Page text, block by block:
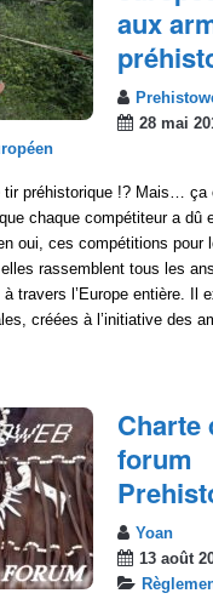
aux
28 mai
tir préhistorique !? Mais… ça
chaque compétiteur a dû
oui, ces compétitions pour
rassemblent tous les
travers l’Europe entière. Il
créées à l’initiative des
Charte
forum
Yoan
13 août